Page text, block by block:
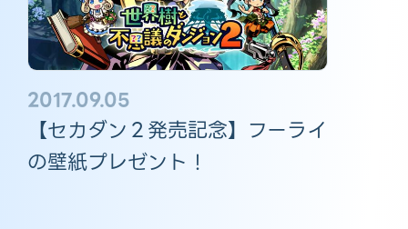
2017.09.05
【セカダン２発売記念】フーライ
の壁紙プレゼント！